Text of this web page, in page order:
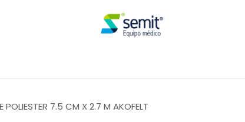
POLIESTER 7.5 CM X 2.7 M AKOFELT